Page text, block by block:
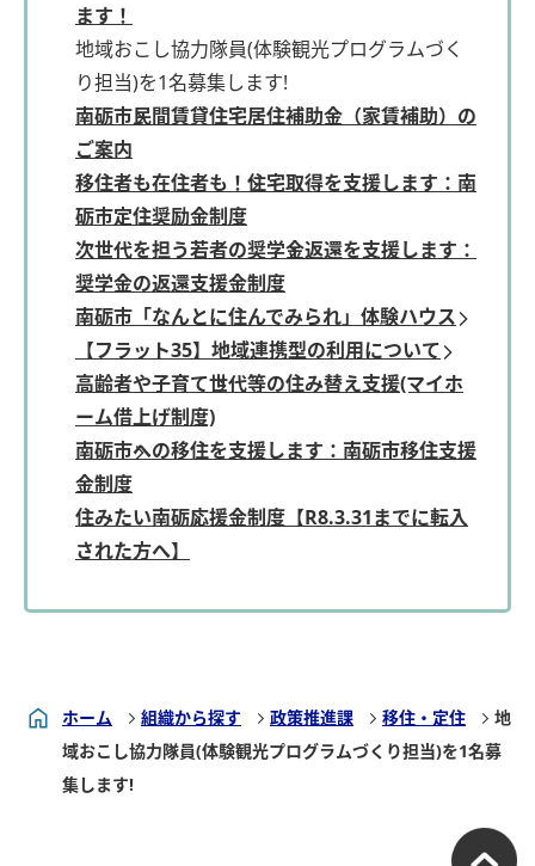
ます！
地域おこし協力隊員(体験観光プログラムづく
り担当)を1名募集します!
南砺市民間賃貸住宅居住補助金（家賃補助）の
ご案内
移住者も在住者も！住宅取得を支援します：南
砺市定住奨励金制度
次世代を担う若者の奨学金返還を支援します：
奨学金の返還支援金制度
南砺市「なんとに住んでみられ」体験ハウス
【フラット35】地域連携型の利用について
高齢者や子育て世代等の住み替え支援(マイホ
ーム借上げ制度)
南砺市への移住を支援します：南砺市移住支援
金制度
住みたい南砺応援金制度【R8.3.31までに転入
された方へ】
ホーム 組織から探す 政策推進課 移住・定住
地
域おこし協力隊員(体験観光プログラムづくり担当)を1名募
集します!